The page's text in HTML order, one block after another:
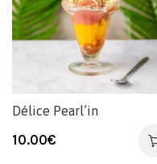
Délice Pearl’in
10.00€